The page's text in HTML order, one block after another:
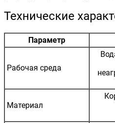
Технические
Параметр
Рабочая среда
Материал